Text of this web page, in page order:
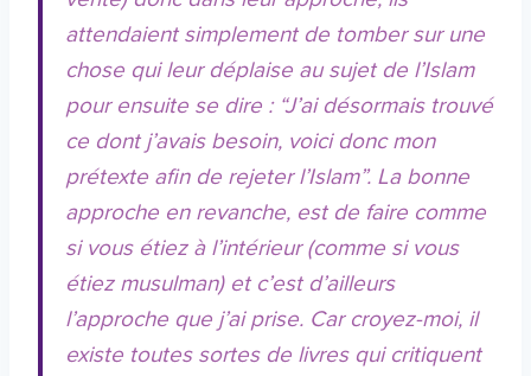
attendaient simplement de tomber sur une
chose qui leur déplaise au sujet de l’Islam
pour ensuite se dire : “J’ai désormais trouvé
ce dont j’avais besoin, voici donc mon
prétexte afin de rejeter l’Islam”. La bonne
approche en revanche, est de faire comme
si vous étiez à l’intérieur (comme si vous
étiez musulman) et c’est d’ailleurs
l’approche que j’ai prise. Car croyez-moi, il
existe toutes sortes de livres qui critiquent